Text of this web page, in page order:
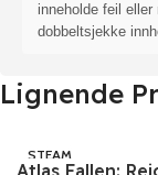
inneholde feil
dobbeltsjekke
Lignende
STEAM
Atlas Fallen: